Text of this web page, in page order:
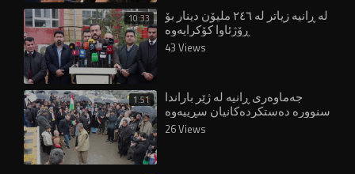
10:33 لە ڕانیە زیاتر لە ٢٤٦ ملیۆن دینار بۆ
ڕۆژئاوا کۆکرایەوە
43 Views
1:51 جەماوەری ڕانیە لە ژێر باراندا
سنوورە دەستکردەکانیان سڕییەوە
26 Views